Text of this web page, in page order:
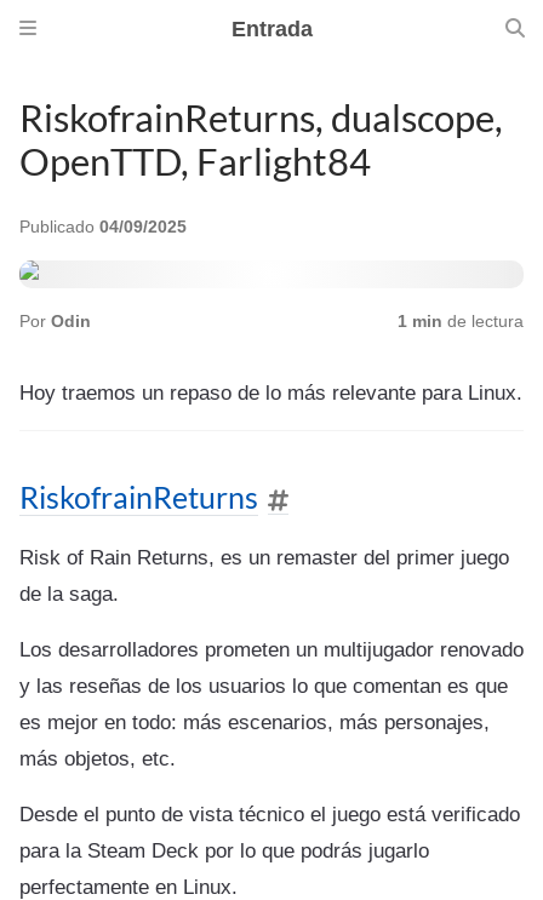
Entrada
RiskofrainReturns, dualscope,
OpenTTD, Farlight84
Publicado 04/09/2025
Por Odin 1 min de lectura
Hoy traemos un repaso de lo más relevante para Linux.
RiskofrainReturns
Risk of Rain Returns, es un remaster del primer juego
de la saga.
Los desarrolladores prometen un multijugador renovado
y las reseñas de los usuarios lo que comentan es que
es mejor en todo: más escenarios, más personajes,
más objetos, etc.
Desde el punto de vista técnico el juego está verificado
para la Steam Deck por lo que podrás jugarlo
perfectamente en Linux.